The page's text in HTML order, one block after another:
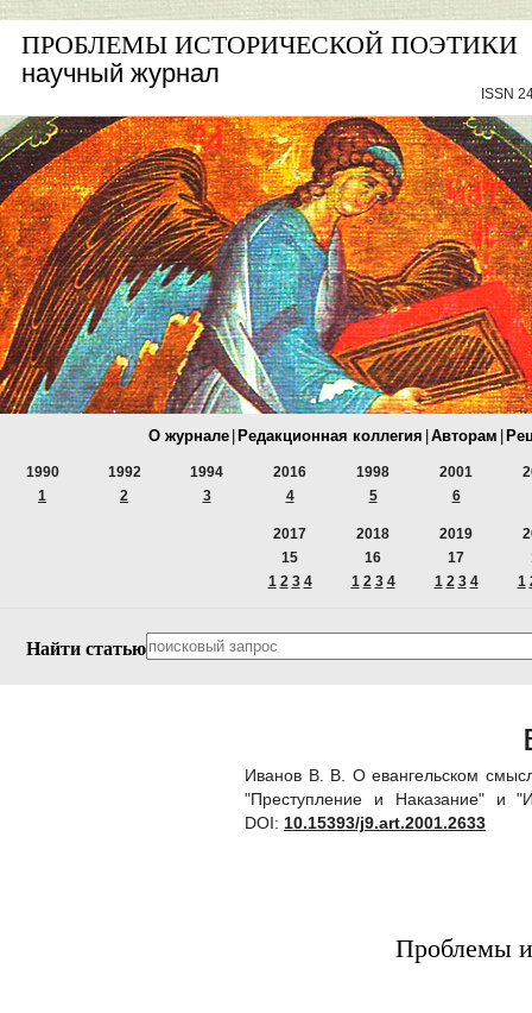
ПРОБЛЕМЫ ИСТОРИЧЕСКОЙ ПОЭТИКИ
научный журнал
ISSN
О журнале Редакционная коллегия Авторам
1990
1
1992
2
1994
3
2016
4
1998
5
2001
6
2017
15
1 2 3 4
2018
16
1 2 3 4
2019
17
1 2 3 4
1
Найти статью
Иванов B. B. О евангельском
"Преступление и Наказание"
DOI: 10.15393/j9.art.2001.2633
Проблемы